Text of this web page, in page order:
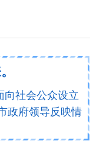
向社会公众设立
政府领导反映情